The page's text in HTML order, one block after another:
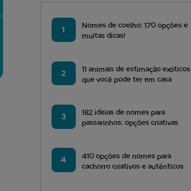
1
Nomes de coelho: 170 opções e
muitas dicas!
2
11 animais de estimação exóticos
que você pode ter em casa
3
182 ideias de nomes para
passarinhos: opções criativas
4
410 opções de nomes para
cachorro criativos e autênticos